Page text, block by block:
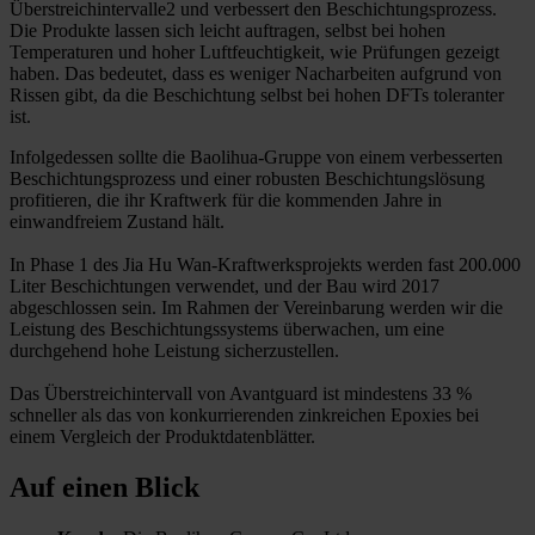
Überstreichintervalle2 und verbessert den Beschichtungsprozess.
Die Produkte lassen sich leicht auftragen, selbst bei hohen
Temperaturen und hoher Luftfeuchtigkeit, wie Prüfungen gezeigt
haben. Das bedeutet, dass es weniger Nacharbeiten aufgrund von
Rissen gibt, da die Beschichtung selbst bei hohen DFTs toleranter
ist.
Infolgedessen sollte die Baolihua-Gruppe von einem verbesserten
Beschichtungsprozess und einer robusten Beschichtungslösung
profitieren, die ihr Kraftwerk für die kommenden Jahre in
einwandfreiem Zustand hält.
In Phase 1 des Jia Hu Wan-Kraftwerksprojekts werden fast 200.000
Liter Beschichtungen verwendet, und der Bau wird 2017
abgeschlossen sein. Im Rahmen der Vereinbarung werden wir die
Leistung des Beschichtungssystems überwachen, um eine
durchgehend hohe Leistung sicherzustellen.
Das Überstreichintervall von Avantguard ist mindestens 33 %
schneller als das von konkurrierenden zinkreichen Epoxies bei
einem Vergleich der Produktdatenblätter.
Auf einen Blick